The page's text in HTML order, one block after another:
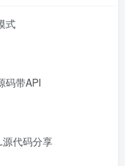
式
码带API
代码分享